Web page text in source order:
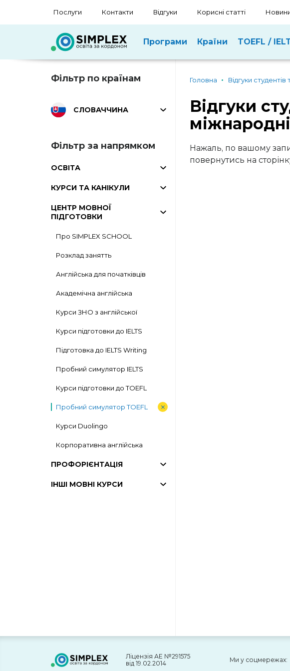
Послуги Контакти Відгуки Корисні статті
Програми Країни TOEFL /
Фільтр по країнам
СЛОВАЧЧИНА
Фільтр за напрямком
ОСВІТА
КУРСИ ТА КАНІКУЛИ
ЦЕНТР МОВНОЇ
ПІДГОТОВКИ
Про SIMPLEX SCHOOL
Розклад занятть
Англійська для початківців
Академічна англійська
Курси ЗНО з англійської
Курси підготовки до IELTS
Підготовка до IELTS Writing
Пробний симулятор IELTS
Курси підготовки до TOEFL
Пробний симулятор TOEFL
Курси Duolingo
Корпоративна англійська
ПРОФОРІЄНТАЦІЯ
ІНШІ МОВНІ КУРСИ
Головна Відгуки
Відгуки
Нажаль, по вашому
повернутись на
Ліцензія АЕ №291575
від 19.02.2014
Ми у соцмережах: